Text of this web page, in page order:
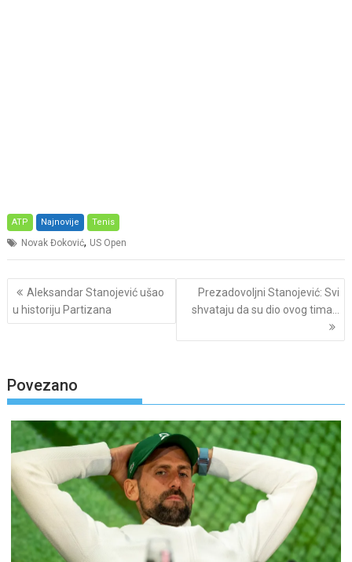
ATP Najnovije Tenis
Novak Đoković, US Open
Post
navigation
Aleksandar Stanojević ušao
u historiju Partizana
Prezadovoljni Stanojević: Svi
shvataju da su dio ovog tima…
Povezano